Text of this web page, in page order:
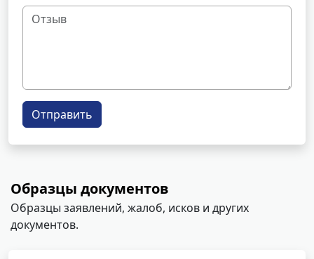
Отправить
Образцы документов
Образцы заявлений, жалоб, исков и других
документов.